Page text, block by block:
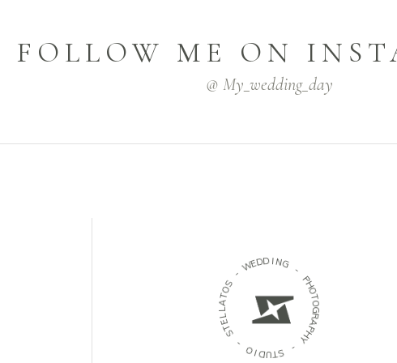
FOLLOW ME ON
@ My_wedding_day
-WEDDING
-
P
H
O
T
O
G
R
A
P
H
Y
-
S
T
U
D
I
O
-
S
T
E
L
L
A
T
O
S